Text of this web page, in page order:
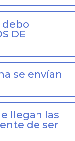
debo
DE
se envían
llegan las
de ser